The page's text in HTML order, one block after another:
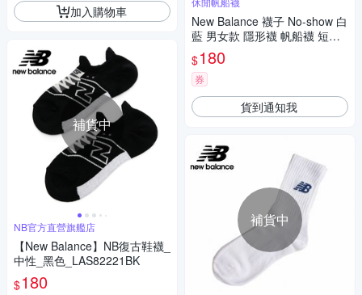
加入購物車
補貨中
NB官方直營旗艦店
【New Balance】NB復古鞋襪_
中性_黑色_LAS82221BK
$180
New Balance 襪子 No-show 白
藍 男女款 隱形襪 帆船襪 短襪
踝襪 單雙入 台灣製 78115303
80
$180
券
貨到通知我
補貨中